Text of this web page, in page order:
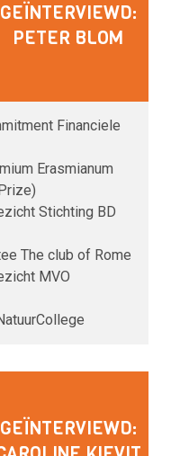
GEÏNTERVIEWD:
PETER BLOM
Financiele
Erasmianum
Stichting BD
The club of Rome
MVO
GEÏNTERVIEWD: